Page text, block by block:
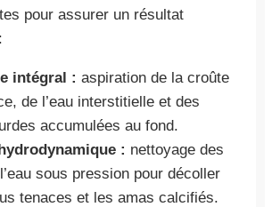
pour assurer un résultat
intégral : aspiration de la croûte
de l’eau interstitielle et des
accumulées au fond.
: nettoyage des
sous pression pour décoller
tenaces et les amas calcifiés.